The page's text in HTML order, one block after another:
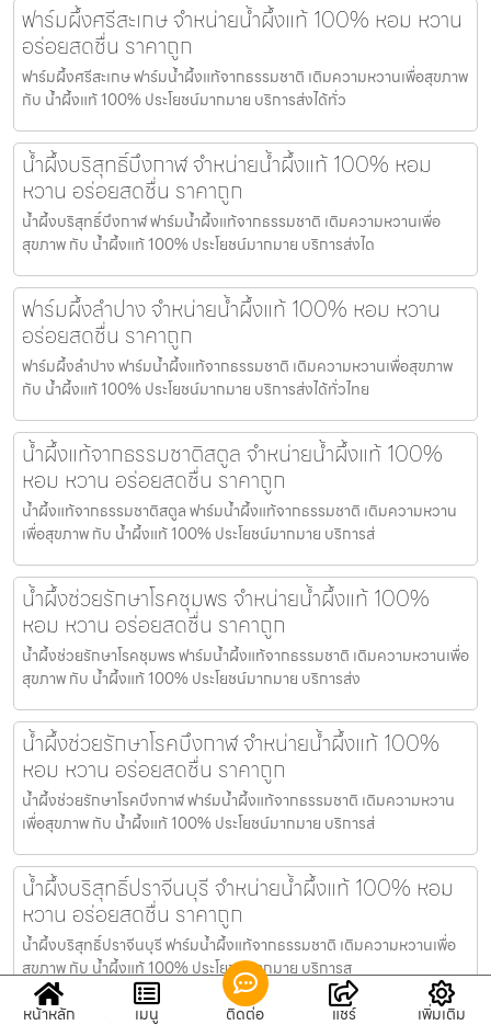
ฟาร์มผึ้งศรีสะเกษ จำหน่ายน้ำผึ้งแท้ 100% หอม หวาน
อร่อยสดชื่น ราคาถูก
ฟาร์มผึ้งศรีสะเกษ ฟาร์มน้ำผึ้งแท้จากธรรมชาติ เติมความหวานเพื่อสุขภาพ
กับ น้ำผึ้งแท้ 100% ประโยชน์มากมาย บริการส่งได้ทั่ว
น้ำผึ้งบริสุทธิ์บึงกาฬ จำหน่ายน้ำผึ้งแท้ 100% หอม
หวาน อร่อยสดชื่น ราคาถูก
น้ำผึ้งบริสุทธิ์บึงกาฬ ฟาร์มน้ำผึ้งแท้จากธรรมชาติ เติมความหวานเพื่อ
สุขภาพ กับ น้ำผึ้งแท้ 100% ประโยชน์มากมาย บริการส่งได
ฟาร์มผึ้งลำปาง จำหน่ายน้ำผึ้งแท้ 100% หอม หวาน
อร่อยสดชื่น ราคาถูก
ฟาร์มผึ้งลำปาง ฟาร์มน้ำผึ้งแท้จากธรรมชาติ เติมความหวานเพื่อสุขภาพ
กับ น้ำผึ้งแท้ 100% ประโยชน์มากมาย บริการส่งได้ทั่วไทย
น้ำผึ้งแท้จากธรรมชาติสตูล จำหน่ายน้ำผึ้งแท้ 100%
หอม หวาน อร่อยสดชื่น ราคาถูก
น้ำผึ้งแท้จากธรรมชาติสตูล ฟาร์มน้ำผึ้งแท้จากธรรมชาติ เติมความหวาน
เพื่อสุขภาพ กับ น้ำผึ้งแท้ 100% ประโยชน์มากมาย บริการส่
น้ำผึ้งช่วยรักษาโรคชุมพร จำหน่ายน้ำผึ้งแท้ 100%
หอม หวาน อร่อยสดชื่น ราคาถูก
น้ำผึ้งช่วยรักษาโรคชุมพร ฟาร์มน้ำผึ้งแท้จากธรรมชาติ เติมความหวานเพื่อ
สุขภาพ กับ น้ำผึ้งแท้ 100% ประโยชน์มากมาย บริการส่ง
น้ำผึ้งช่วยรักษาโรคบึงกาฬ จำหน่ายน้ำผึ้งแท้ 100%
หอม หวาน อร่อยสดชื่น ราคาถูก
น้ำผึ้งช่วยรักษาโรคบึงกาฬ ฟาร์มน้ำผึ้งแท้จากธรรมชาติ เติมความหวาน
เพื่อสุขภาพ กับ น้ำผึ้งแท้ 100% ประโยชน์มากมาย บริการส่
น้ำผึ้งบริสุทธิ์ปราจีนบุรี จำหน่ายน้ำผึ้งแท้ 100% หอม
หวาน อร่อยสดชื่น ราคาถูก
น้ำผึ้งบริสุทธิ์ปราจีนบุรี ฟาร์มน้ำผึ้งแท้จากธรรมชาติ เติมความหวานเพื่อ
สุขภาพ กับ น้ำผึ้งแท้ 100% ประโยชน์มากมาย บริการส
หน้าหลัก เมนู ติดต่อ แชร์ เพิ่มเติม